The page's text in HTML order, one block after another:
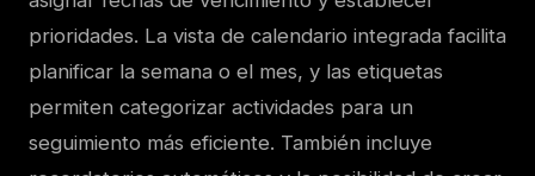
prioridades. La vista de calendario integrada facilita
planificar la semana o el mes, y las etiquetas
permiten categorizar actividades para un
seguimiento más eficiente. También incluye